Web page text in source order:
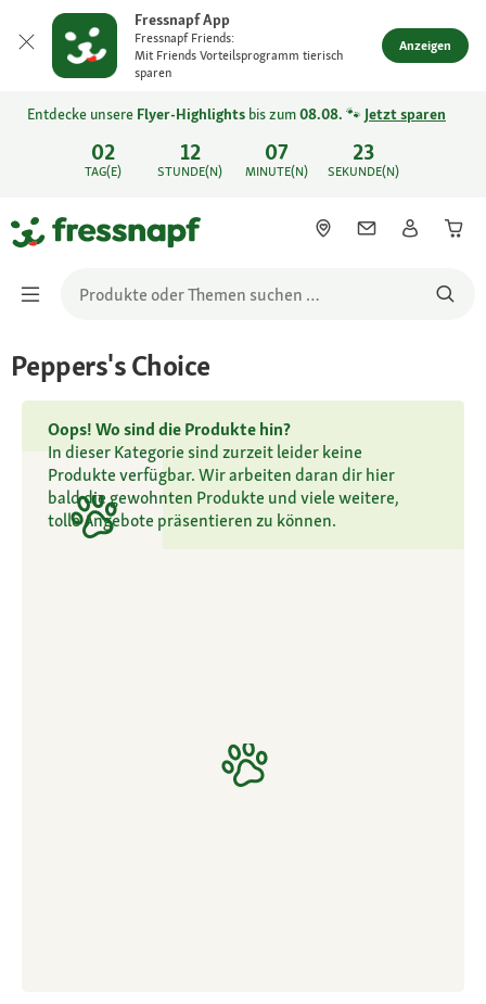
Fressnapf App
Fressnapf Friends:
Mit Friends Vorteilsprogramm tierisch
sparen
Anzeigen
02
TAG(E)
12
STUNDE(N)
07
MINUTE(N)
23
SEKUNDE(N)
Entdecke unsere Flyer-Highlights bis zum08.08. 🐾 Jetzt sparen
Peppers's Choice
Oops! Wo sind die Produkte hin?
In dieser Kategorie sind zurzeit leider keine
Produkte verfügbar. Wir arbeiten daran dir hier
bald die gewohnten Produkte und viele weitere,
tolle Angebote präsentieren zu können.